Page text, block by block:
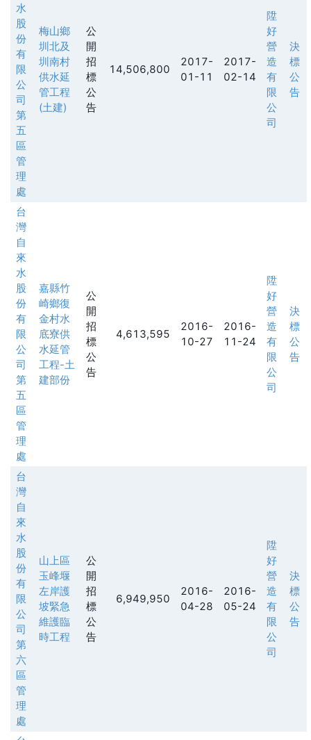
水
股
份
有
限
公
司
第
五
區
管
理
處
梅山鄉
圳北及
圳南村
供水延
管工程
(土建)
公
開
招
標
公
告
14,506,800
2017-
01-11
2017-
02-14
陞
好
營
造
有
限
公
司
決
標
公
告
台
灣
自
來
水
股
份
有
限
公
司
第
五
區
管
理
處
嘉縣竹
崎鄉復
金村水
底寮供
水延管
工程-土
建部份
公
開
招
標
公
告
4,613,595
2016-
10-27
2016-
11-24
陞
好
營
造
有
限
公
司
決
標
公
告
台
灣
自
來
水
股
份
有
限
公
司
第
六
區
管
理
處
山上區
玉峰堰
左岸護
坡緊急
維護臨
時工程
公
開
招
標
公
告
6,949,950
2016-
04-28
2016-
05-24
陞
好
營
造
有
限
公
司
決
標
公
告